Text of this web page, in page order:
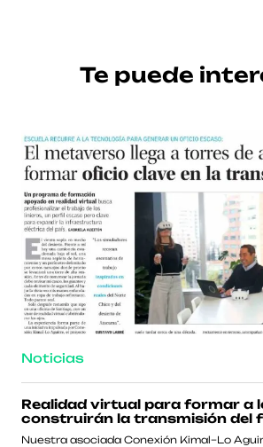
Te puede
Noticias
Realidad virtual para formar a
construirán la transmisión del
Nuestra asociada Conexión Kimal–Lo